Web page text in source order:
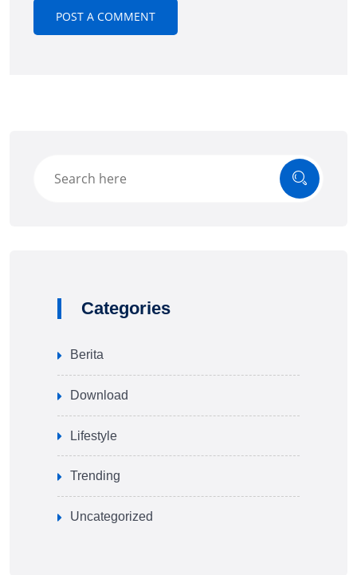
Categories
Berita
Download
Lifestyle
Trending
Uncategorized